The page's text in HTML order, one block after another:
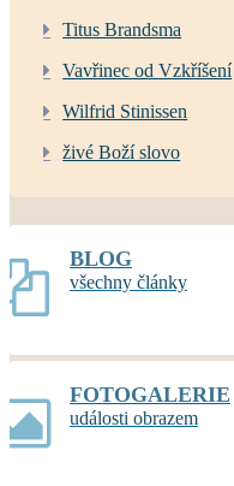
Titus Brandsma
Vavřinec od Vzkříšení
Wilfrid Stinissen
živé Boží slovo
BLOG
všechny články
FOTOGALERIE
události obrazem